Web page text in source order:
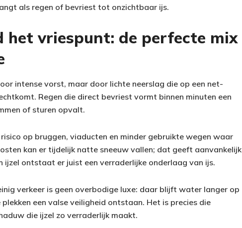
als regen of bevriest tot onzichtbaar ijs.
het vriespunt: de perfecte mix
intense vorst, maar door lichte neerslag die op een net-
Regen die direct bevriest vormt binnen minuten een
of sturen opvalt.
op bruggen, viaducten en minder gebruikte wegen waar
kan er tijdelijk natte sneeuw vallen; dat geeft aanvankelijk
ontstaat er juist een verraderlijke onderlaag van ijs.
verkeer is geen overbodige luxe: daar blijft water langer op
een valse veiligheid ontstaan. Het is precies die
die ijzel zo verraderlijk maakt.